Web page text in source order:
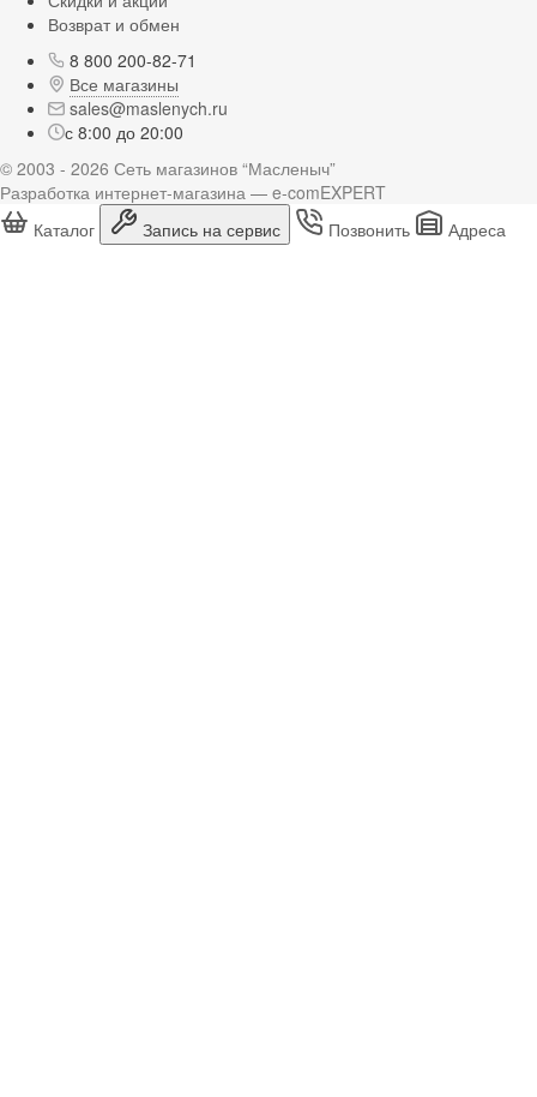
Возврат и обмен
8 800 200-82-71
Все магазины
sales@maslenych.ru
с 8:00 до 20:00
© 2003 - 2026 Сеть магазинов “Масленыч”
Разработка интернет-магазина — e-comEXPERT
Каталог
Запись на сервис Позвонить Адреса